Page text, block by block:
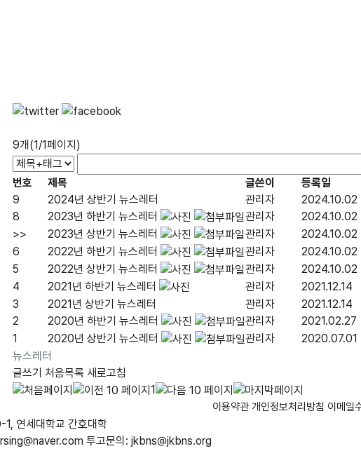
9개(1/1페이지)
뉴스레터
번호 제목 글쓴이 등록일
9
2024년 상반기 뉴스레터 관리자 2024.10.02
8
2023년 하반기 뉴스레터 관리자 2024.10.02
>>
2023년 상반기 뉴스레터 관리자 2024.10.02
6
2022년 하반기 뉴스레터 관리자 2024.10.02
5
2022년 상반기 뉴스레터 관리자 2024.10.02
4
2021년 하반기 뉴스레터 관리자 2021.12.14
3
2021년 상반기 뉴스레터 관리자 2021.12.14
2
2020년 하반기 뉴스레터 관리자 2021.02.27
1
2020년 상반기 뉴스레터 관리자 2020.07.01
글쓰기 처음목록 새로고침
1
이용약관 개인정보처리방침 이메일
연세대학교 간호대학
투고문의: jkbns@jkbns.org